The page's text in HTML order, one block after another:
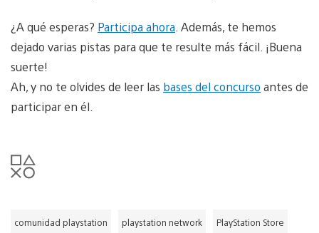
¿A qué esperas? Participa ahora . Además, te hemos
dejado varias pistas para que te resulte más fácil. ¡Buena
suerte!
Ah, y no te olvides de leer las bases del concurso antes de
participar en él.
comunidad playstation playstation network PlayStation Store